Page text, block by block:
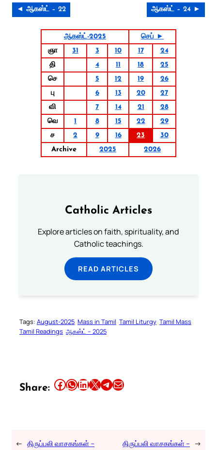
◄ ஆகஸ்ட் – 22 ஆகஸ்ட் – 24 ►
ஆகஸ்ட்-2025
செப் ►
ஞா
31 3 10 17
24
தி
4 11 18
25
செ
5 12 19
26
பு
6 13 20
27
வி
7 14 21
28
வெ
1 8 15 22
29
ச
2 9 16 23
30
Archive
2025 2026
Catholic Articles
Explore articles on faith, spirituality, and
Catholic teachings.
READ ARTICLES
Tags: August-2025 Mass in Tamil Tamil Liturgy Tamil Mass
Tamil Readings ஆகஸ்ட் – 2025
Share: Share this article on Facebook Share this article on WhatsApp Share this article on LinkedIn Share this article on X Share this article on TelegramEmail this Article
← திருப்பலி வாசகங்கள் –
திருப்பலி வாசகங்கள் – →